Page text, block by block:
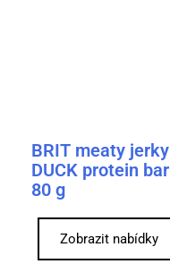
BRIT meaty jerky
DUCK protein bar
80 g
Zobrazit nabídky